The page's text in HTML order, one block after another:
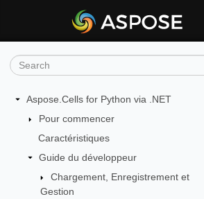
Aspose.Cells for Python via .NET
Pour commencer
Caractéristiques
Guide du développeur
Chargement, Enregistrement et
Gestion